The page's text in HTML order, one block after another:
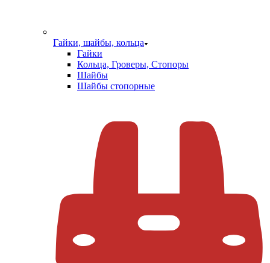
Гайки, шайбы, кольца
Гайки
Кольца, Гроверы, Стопоры
Шайбы
Шайбы стопорные